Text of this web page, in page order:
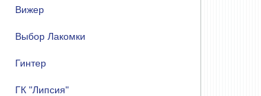
Вижер
Выбор Лакомки
Гинтер
ГК "Липсия"